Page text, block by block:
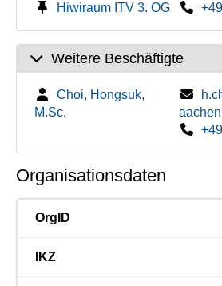
Hiwiraum ITV 3. OG
Weitere Beschäftigte
Choi, Hongsuk,
M.Sc.
Organisationsdaten
OrgID
IKZ